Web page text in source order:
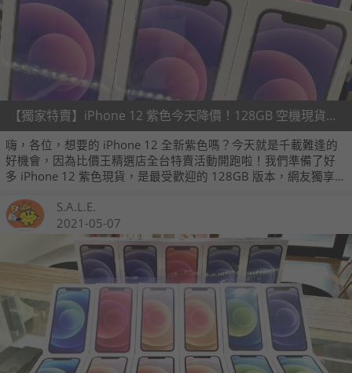
【獨家特賣】iPhone 12 紫色今天降價！128GB 空機現貨只要 26,490 元～(5/31~6/6)
嗨，各位，想要的 iPhone 12 全新紫色嗎？今天就是千載難逢的
好機會，因為比價王精選店全台特賣活動開跑啦！我們準備了好
多 iPhone 12 紫色現貨，是最受歡迎的 128GB 版本，網友獨享
都不少，同樣的這款機，你在別家只會買更貴，所以別再猶豫，
立刻進入以下賣場免費預約～絕對便宜、保證買到！
S.A.L.E.
2021-05-07